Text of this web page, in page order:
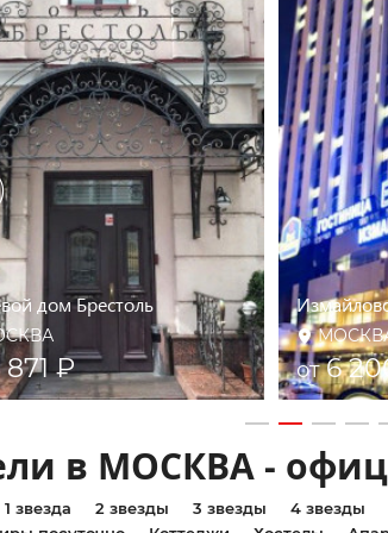
дом Брестоль
871 ₽ от6
в МОСКВА -
1 звезда 2 звезды 3 звезды 4 звезды